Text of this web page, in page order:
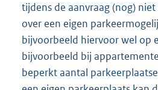
tijdens de aanvraag (nog)
over een eigen
bijvoorbeeld hiervoor wel op
bijvoorbeeld bij
beperkt aantal